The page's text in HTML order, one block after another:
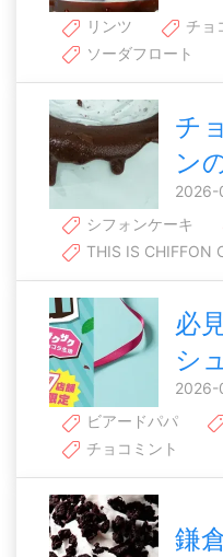
リンツ
チョ
ソーダフロート
チ
ン
2026-
シフォンケーキ
THIS IS CHIFFON
必
シ
2026-
ビアードパパ
チョコミント
鎌